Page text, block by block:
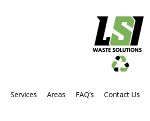
Services Areas FAQ’s Contact Us